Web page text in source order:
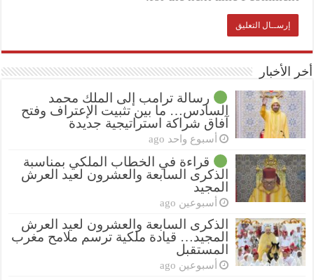
أخر الأخبار
رسالة ترامب إلى الملك محمد
السادس… ما بين تثبيت الإعتراف وفتح
آفاق شراكة استراتيجية جديدة
أسبوع واحد ago
قراءة في الخطاب الملكي بمناسبة
الذكرى السابعة والعشرون لعيد العرش
المجيد
أسبوعين ago
الذكرى السابعة والعشرون لعيد العرش
المجيد… قيادة ملكية ترسم ملامح مغرب
المستقبل
أسبوعين ago